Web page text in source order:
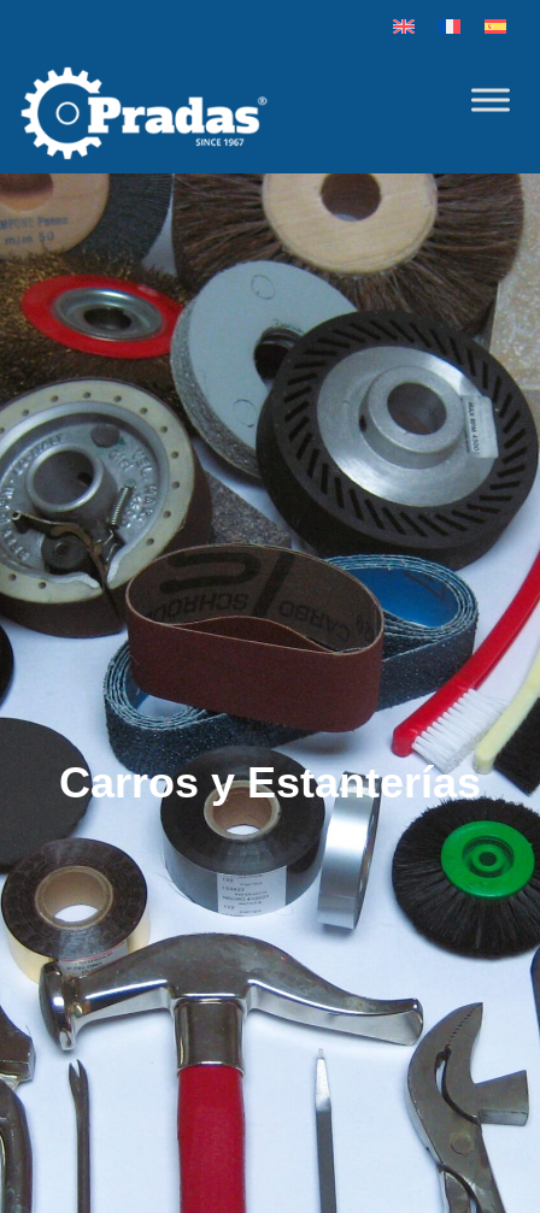
Carros y Estanterías